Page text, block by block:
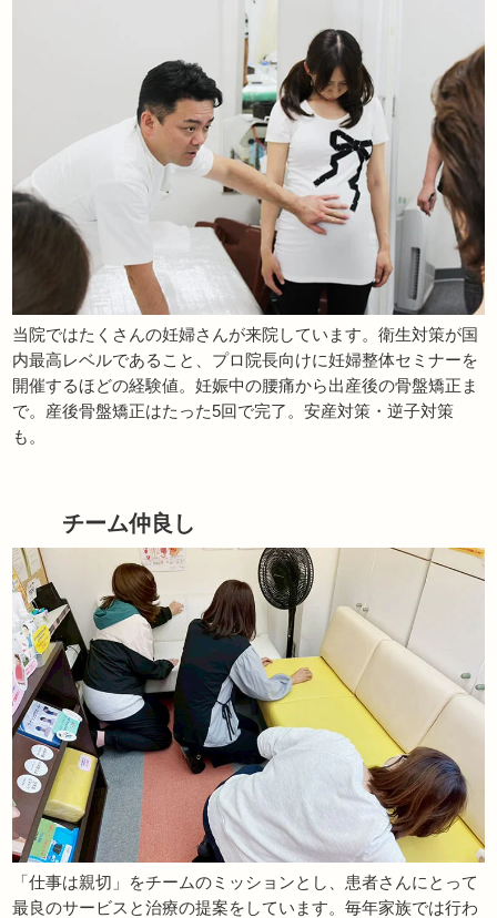
当院ではたくさんの妊婦さんが来院しています。衛生対策が国
内最高レベルであること、プロ院長向けに妊婦整体セミナーを
開催するほどの経験値。妊娠中の腰痛から出産後の骨盤矯正ま
で。産後骨盤矯正はたった5回で完了。安産対策・逆子対策
も。
チーム仲良し
「仕事は親切」をチームのミッションとし、患者さんにとって
最良のサービスと治療の提案をしています。毎年家族では行わ